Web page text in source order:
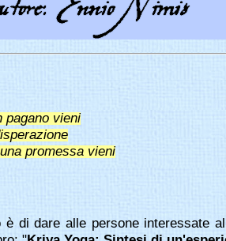
pagano vieni
promessa vieni
di dare alle persone interessate